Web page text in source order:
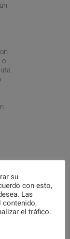
o
su
con esto,
Las
contenido,
el tráfico.